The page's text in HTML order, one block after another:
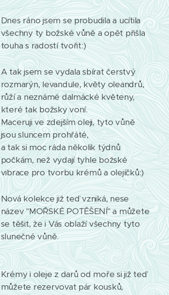
Dnes ráno jsem se probudila a ucítila
všechny ty božské vůně a opět přišla
touha s radostí tvořit:)
A tak jsem se vydala sbírat čerstvý
rozmarýn, levandule, květy oleandrů,
růží a neznámé dalmácké květeny,
které tak božsky voní.
Maceruji ve zdejším oleji, tyto vůně
jsou sluncem prohřáté,
a tak si moc ráda několik týdnů
počkám, než vydají tyhle božské
vibrace pro tvorbu krémů a olejíčků:)
Nová kolekce již teď vzniká, nese
název "MOŘSKÉ POTĚŠENÍ" a můžete
se těšit, že i Vás oblaží všechny tyto
slunečné vůně.
Krémy i oleje z darů od moře si již teď
můžete rezervovat pár kousků,